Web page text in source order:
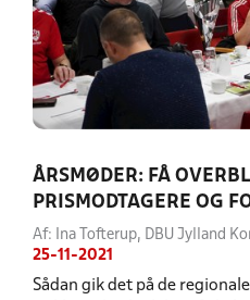
ÅRSMØDER: FÅ
PRISMODTAGERE OG
Af: Ina Tofterup, DBU Jylland
25-11-2021
Sådan gik det på de